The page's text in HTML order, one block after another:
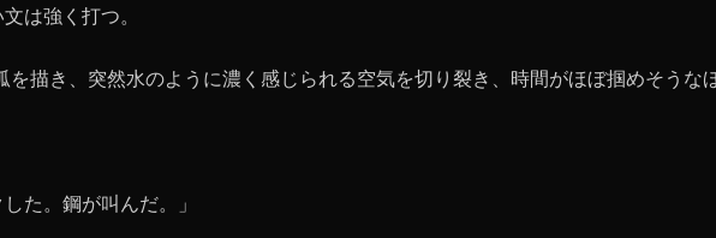
は強く打つ。
を描き、突然水のように濃く感じられる空気を切り裂き、時間がほぼ掴めそうな
た。鋼が叫んだ。」